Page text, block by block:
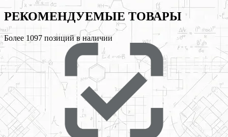
РЕКОМЕНДУЕМЫЕ ТОВАРЫ
Более 1097 позиций в наличии